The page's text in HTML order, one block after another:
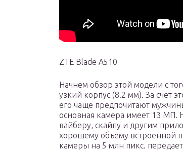
ZTE Blade A510
Начнем обзор этой модели с
узкий корпус (8.2 мм). За счет
его чаще предпочитают
основная камера имеет 13 МП.
вайберу, скайпу и другим
хорошему объему встроенной
камеры на 5 млн пикс.